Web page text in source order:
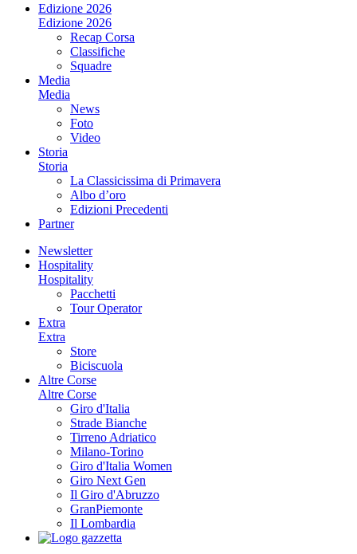
Edizione 2026
Edizione 2026
Recap Corsa
Classifiche
Squadre
Media
Media
News
Foto
Video
Storia
Storia
La Classicissima di Primavera
Albo d’oro
Edizioni Precedenti
Partner
Newsletter
Hospitality
Hospitality
Pacchetti
Tour Operator
Extra
Extra
Store
Biciscuola
Altre Corse
Altre Corse
Giro d'Italia
Strade Bianche
Tirreno Adriatico
Milano-Torino
Giro d'Italia Women
Giro Next Gen
Il Giro d'Abruzzo
GranPiemonte
Il Lombardia